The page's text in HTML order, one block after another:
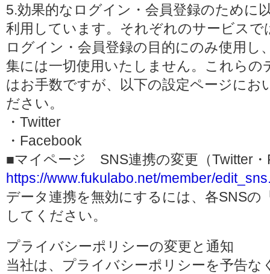
5.効果的なログイン・会員登録のために
利用しています。それぞれのサービス
ログイン・会員登録の目的にのみ使用し
集には一切使用いたしません。これらの
はお手数ですが、以下の設定ページにお
ださい。
・Twitter
・Facebook
■マイページ SNS連携の変更（Twitter・
https://www.fukulabo.net/member/
データ連携を無効にするには、各SNS
してください。
プライバシーポリシーの変更と通知
当社は、プライバシーポリシーを予告